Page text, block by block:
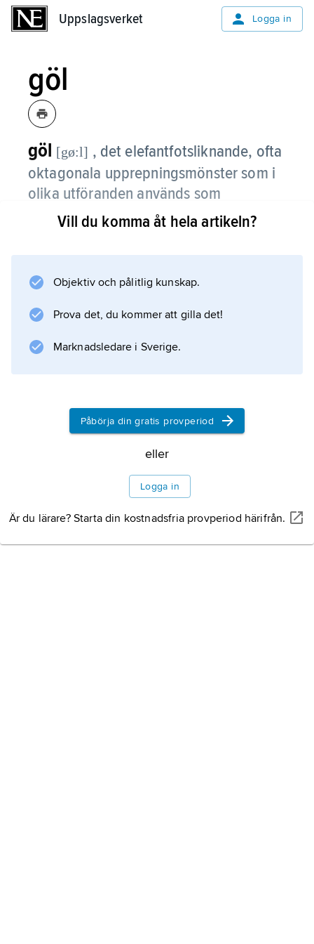
Uppslagsverket Logga in
göl
göl [gø:l] , det elefantfotsliknande, ofta
oktagonala upprepningsmönster som i
olika utföranden används som
mattmönster och heraldiskt emblem
Ordet får ej förväxlas med
gül
.
Vill du komma åt hela artikeln?
Objektiv och pålitlig kunskap.
Prova det, du kommer att gilla det!
Marknadsledare i Sverige.
Påbörja din gratis provperiod
eller
Logga in
Är du lärare? Starta din kostnadsfria provperiod härifrån.